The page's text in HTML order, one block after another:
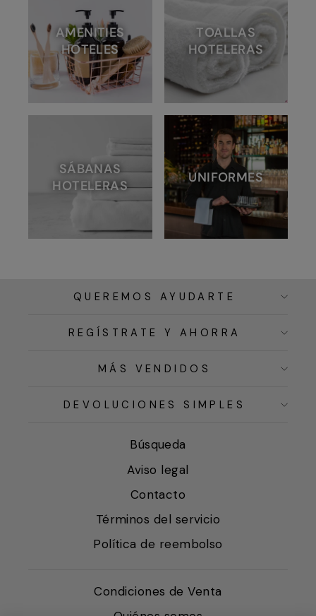
AMENITIES
HOTELES
TOALLAS
HOTELERAS
SÁBANAS
HOTELERAS
UNIFORMES
QUEREMOS AYUDARTE
REGÍSTRATE Y AHORRA
MÁS VENDIDOS
DEVOLUCIONES SIMPLES
Búsqueda
Aviso legal
Contacto
Términos del servicio
Política de reembolso
Condiciones de Venta